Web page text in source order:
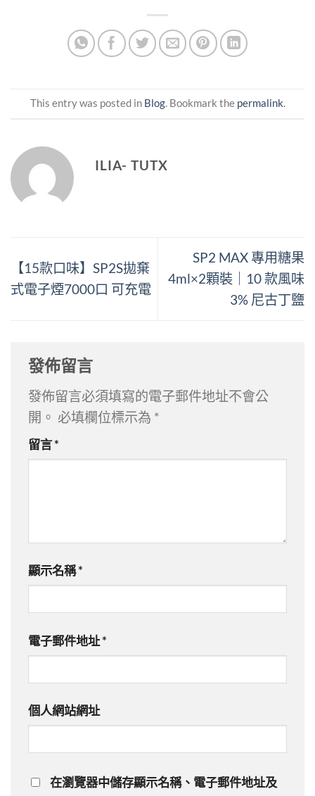
This entry was posted in Blog. Bookmark the permalink.
ILIA- TUTX
【15款口味】SP2S拋棄
式電子煙7000口 可充電
SP2 MAX 專用糖果
4ml×2顆裝｜10 款風味
3% 尼古丁鹽
發佈留言
發佈留言必須填寫的電子郵件地址不會公
開。 必填欄位標示為 *
留言*
顯示名稱*
電子郵件地址*
個人網站網址
在瀏覽器中儲存顯示名稱、電子郵件地址及